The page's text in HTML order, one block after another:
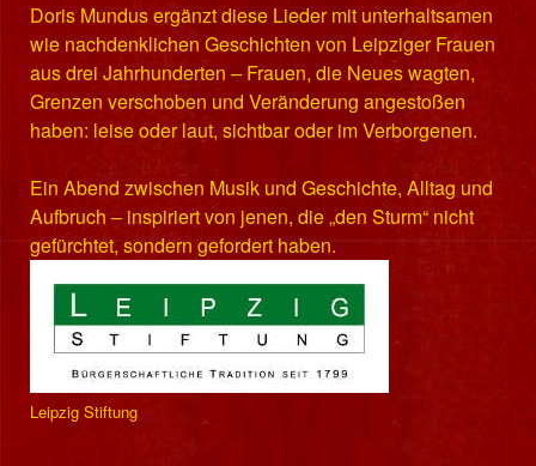
Doris Mundus ergänzt diese Lieder mit unterhaltsamen
wie nachdenklichen Geschichten von Leipziger Frauen
aus drei Jahrhunderten – Frauen, die Neues wagten,
Grenzen verschoben und Veränderung angestoßen
haben: leise oder laut, sichtbar oder im Verborgenen.
Ein Abend zwischen Musik und Geschichte, Alltag und
Aufbruch – inspiriert von jenen, die „den Sturm“ nicht
gefürchtet, sondern gefordert haben.
Leipzig Stiftung